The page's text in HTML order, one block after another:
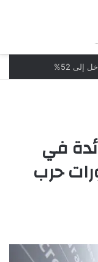
52%
في
حرب